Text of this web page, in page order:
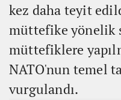
kez daha teyit
müttefike yönelik
müttefiklere
NATO'nun temel
vurgulandı.